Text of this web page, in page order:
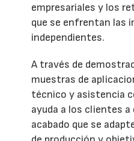
empresariales y los
que se enfrentan las
independientes.
A través de
muestras de
técnico y asistencia
ayuda a los clientes a
acabado que se